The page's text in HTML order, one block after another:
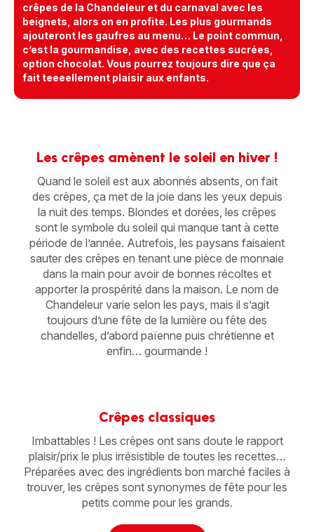
crêpes de la Chandeleur et du carnaval avec les
beignets, alors on en profite. Les plus gourmands
ajouteront les gaufres au menu… Le point commun,
c’est la gourmandise, avec des recettes sucrées,
option chocolat. Vous pourrez toujours dire que ça
fait teeeellement plaisir aux enfants.
Les crêpes amènent le soleil en hiver !
Quand le soleil est aux abonnés absents, on fait
des crêpes, ça met de la joie dans les yeux depuis
la nuit des temps. Blondes et dorées, les crêpes
sont le symbole du soleil qui manque tant à cette
période de l’année. Autrefois, les paysans faisaient
sauter des crêpes en tenant une pièce de monnaie
dans la main pour avoir de bonnes récoltes et
apporter la prospérité dans la maison. Le nom de
Chandeleur varie selon les pays, mais il s’agit
toujours d’une fête de la lumière ou fête des
chandelles, d’abord païenne puis chrétienne et
enfin… gourmande !
Crêpes classiques
Imbattables ! Les crêpes ont sans doute le rapport
plaisir/prix le plus irrésistible de toutes les recettes…
Préparées avec des ingrédients bon marché faciles à
trouver, les crêpes sont synonymes de fête pour les
petits comme pour les grands.